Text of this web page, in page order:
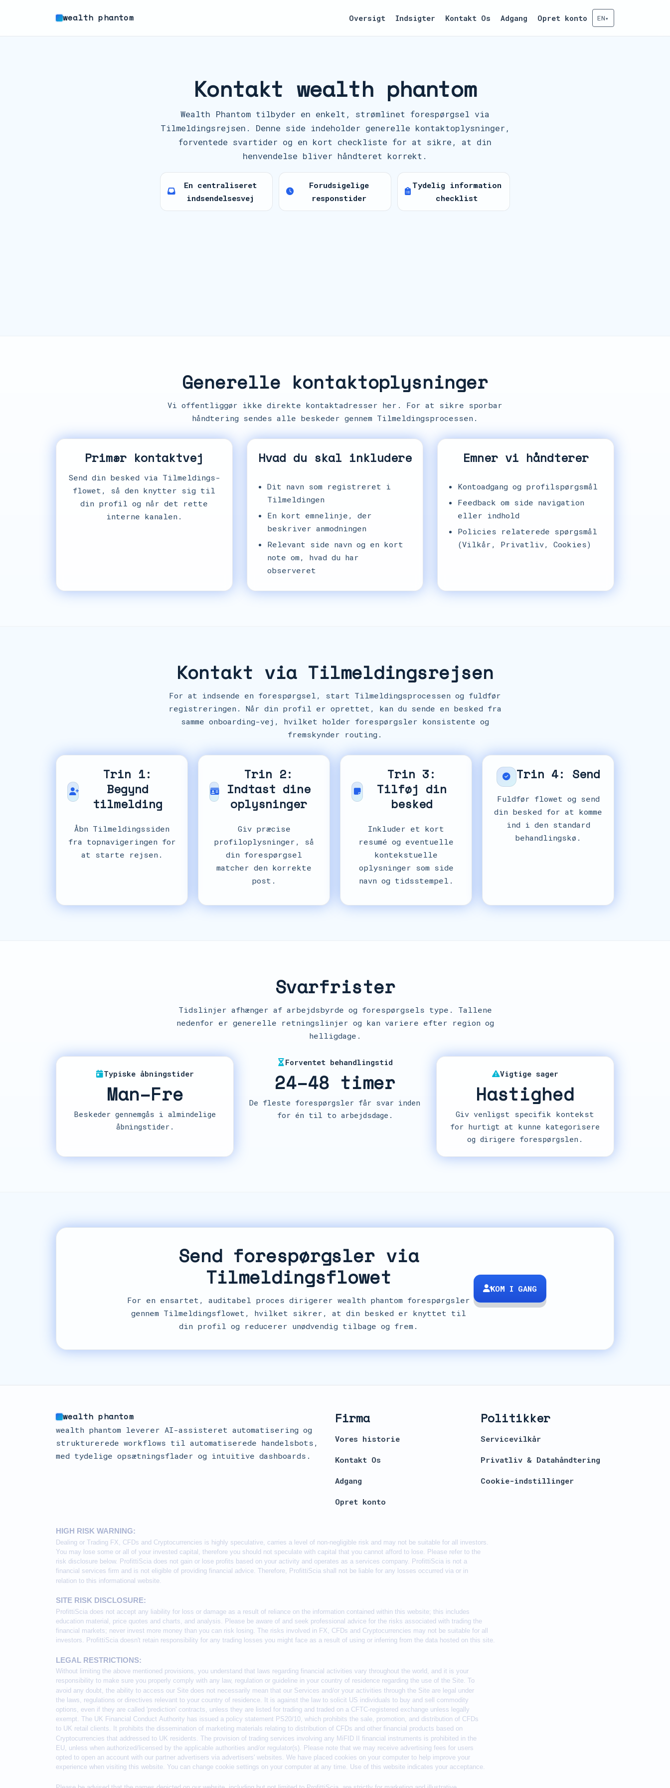
wealth phantom Oversigt Indsigter Kontakt Os Adgang Opret konto EN▾
Kontakt wealth phantom
Wealth Phantom tilbyder en enkelt, strømlinet forespørgsel via
Tilmeldingsrejsen. Denne side indeholder generelle kontaktoplysninger,
forventede svartider og en kort checkliste for at sikre, at din
henvendelse bliver håndteret korrekt.
En centraliseret
indsendelsesvej
Forudsigelige
responstider
Tydelig information
checklist
Generelle kontaktoplysninger
Vi offentliggør ikke direkte kontaktadresser her. For at sikre sporbar
håndtering sendes alle beskeder gennem Tilmeldingsprocessen.
Primær kontaktvej
Send din besked via Tilmeldings-
flowet, så den knytter sig til
din profil og når det rette
interne kanalen.
Hvad du skal inkludere
Dit navn som registreret i
Tilmeldingen
En kort emnelinje, der
beskriver anmodningen
Relevant side navn og en kort
note om, hvad du har
observeret
Emner vi håndterer
Kontoadgang og profilspørgsmål
Feedback om side navigation
eller indhold
Policies relaterede spørgsmål
(Vilkår, Privatliv, Cookies)
Kontakt via Tilmeldingsrejsen
For at indsende en forespørgsel, start Tilmeldingsprocessen og fuldfør
registreringen. Når din profil er oprettet, kan du sende en besked fra
samme onboarding-vej, hvilket holder forespørgsler konsistente og
fremskynder routing.
Trin 1:
Begynd
tilmelding
Åbn Tilmeldingssiden
fra topnavigeringen for
at starte rejsen.
Trin 2:
Indtast dine
oplysninger
Giv præcise
profiloplysninger, så
din forespørgsel
matcher den korrekte
post.
Trin 3:
Tilføj din
besked
Inkluder et kort
resumé og eventuelle
kontekstuelle
oplysninger som side
navn og tidsstempel.
Trin 4: Send
Fuldfør flowet og send
din besked for at komme
ind i den standard
behandlingskø.
Svarfrister
Tidslinjer afhænger af arbejdsbyrde og forespørgsels type. Tallene
nedenfor er generelle retningslinjer og kan variere efter region og
helligdage.
Typiske åbningstider
Man–Fre
Beskeder gennemgås i almindelige
åbningstider.
Forventet behandlingstid
24–48 timer
De fleste forespørgsler får svar inden
for én til to arbejdsdage.
Vigtige sager
Hastighed
Giv venligst specifik kontekst
for hurtigt at kunne kategorisere
og dirigere forespørgslen.
Send forespørgsler via
Tilmeldingsflowet
For en ensartet, auditabel proces dirigerer wealth phantom forespørgsler
gennem Tilmeldingsflowet, hvilket sikrer, at din besked er knyttet til
din profil og reducerer unødvendig tilbage og frem.
KOM I GANG
wealth phantom
wealth phantom leverer AI-assisteret automatisering og
strukturerede workflows til automatiserede handelsbots,
med tydelige opsætningsflader og intuitive dashboards.
Firma
Vores historie
Kontakt Os
Adgang
Opret konto
Politikker
Servicevilkår
Privatliv & Datahåndtering
Cookie-indstillinger